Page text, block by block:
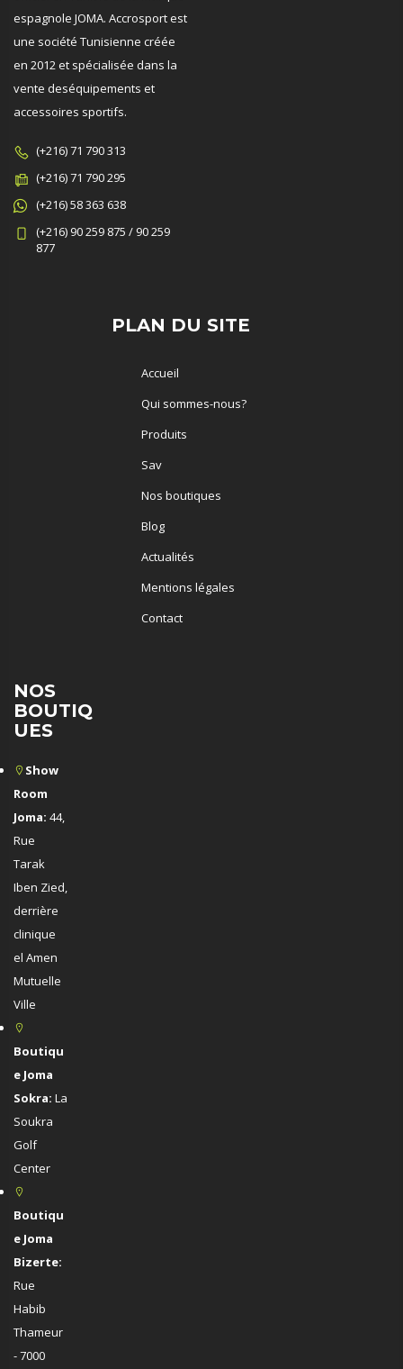
espagnole JOMA. Accrosport est
une société Tunisienne créée
en 2012 et spécialisée dans la
vente deséquipements et
accessoires sportifs.
(+216) 71 790 313
(+216) 71 790 295
(+216) 58 363 638
(+216) 90 259 875 / 90 259
877
PLAN DU SITE
Accueil
Qui sommes-nous?
Produits
Sav
Nos boutiques
Blog
Actualités
Mentions légales
Contact
NOS
BOUTIQ
UES
Show
Room
Joma: 44,
Rue
Tarak
Iben Zied,
derrière
clinique
el Amen
Mutuelle
Ville
Boutiqu
e Joma
Sokra: La
Soukra
Golf
Center
Boutiqu
e Joma
Bizerte:
Rue
Habib
Thameur
- 7000